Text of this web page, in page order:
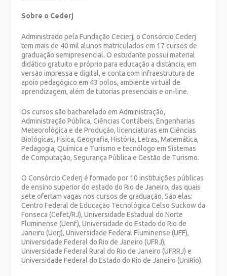
Sobre o Cederj
Administrado pela Fundação Cecierj, o Consórcio Cederj
tem mais de 40 mil alunos matriculados em 17 cursos de
graduação semipresencial. O estudante possui material
didático gratuito e próprio para educação a distância, em
versão impressa e digital, e conta com infraestrutura de
apoio pedagógico em 43 polos, ambiente virtual de
aprendizagem, além de tutorias presenciais e on-line.
Os cursos são bacharelado em Administração,
Administração Pública, Ciências Contábeis, Engenharias
Meteorológica e de Produção, licenciaturas em Ciências
Biológicas, Física, Geografia, História, Letras, Matemática,
Pedagogia, Química e Turismo e tecnólogo em Sistemas
de Computação, Segurança Pública e Gestão de Turismo.
O Consórcio Cederj é formado por 10 instituições públicas
de ensino superior do estado do Rio de Janeiro, das quais
sete ofertam vagas nos cursos de graduação. São elas:
Centro Federal de Educação Tecnológica Celso Suckow da
Fonseca (Cefet/RJ), Universidade Estadual do Norte
Fluminense (Uenf), Universidade do Estado do Rio de
Janeiro (Uerj), Universidade Federal Fluminense (UFF),
Universidade Federal do Rio de Janeiro (UFRJ),
Universidade Federal Rural do Rio de Janeiro (UFRRJ) e
Universidade Federal do Estado do Rio de Janeiro (UniRio).